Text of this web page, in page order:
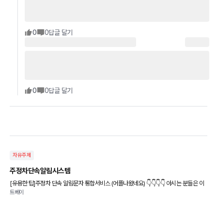
0 0답글 달기
0 0답글 달기
자유주제
주정차단속알림시스템
[유용한 팁]주정차 단속 알림문자 통합서비스 (어플나왔네요) 👇👇👇👇 아시는 분들은 이
미 신청하셨을테고 본인에 대한 간편 정보와 차량 번호만 입력하면 신청되네요 카메라 인
트베이